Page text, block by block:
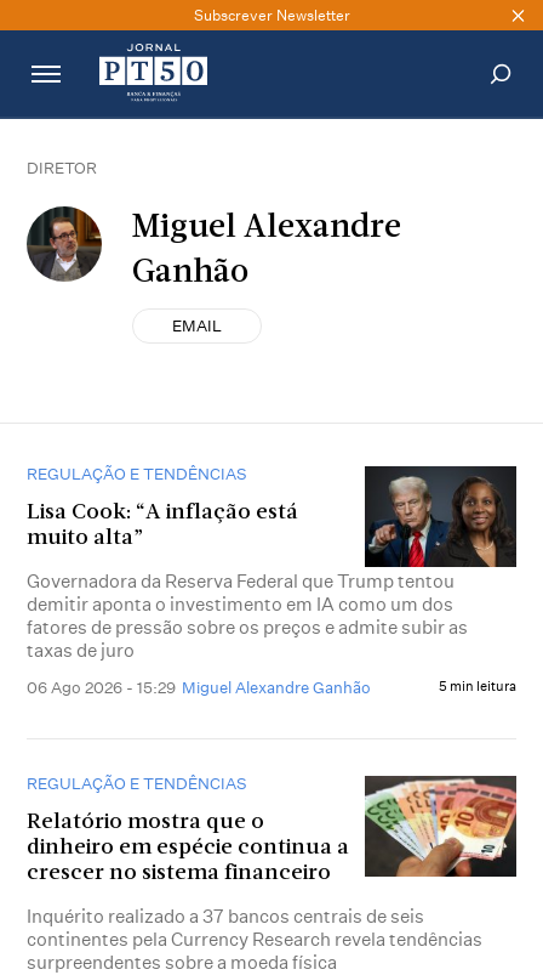
Subscrever Newsletter
DIRETOR
Miguel Alexandre
Ganhão
EMAIL
REGULAÇÃO E TENDÊNCIAS
Lisa Cook: “A inflação está
muito alta”
Governadora da Reserva Federal que Trump tentou
demitir aponta o investimento em IA como um dos
fatores de pressão sobre os preços e admite subir as
taxas de juro
06 Ago 2026 - 15:29 Miguel Alexandre Ganhão 5 min leitura
REGULAÇÃO E TENDÊNCIAS
Relatório mostra que o
dinheiro em espécie continua a
crescer no sistema financeiro
Inquérito realizado a 37 bancos centrais de seis
continentes pela Currency Research revela tendências
surpreendentes sobre a moeda física